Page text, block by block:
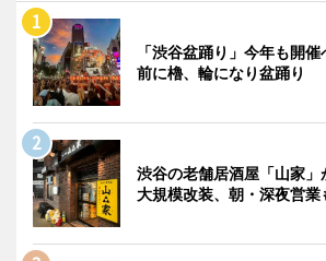
「渋谷盆踊り」今年も開
前に櫓、輪になり盆踊り
渋谷の老舗居酒屋「山家
大規模改装、朝・深夜営業